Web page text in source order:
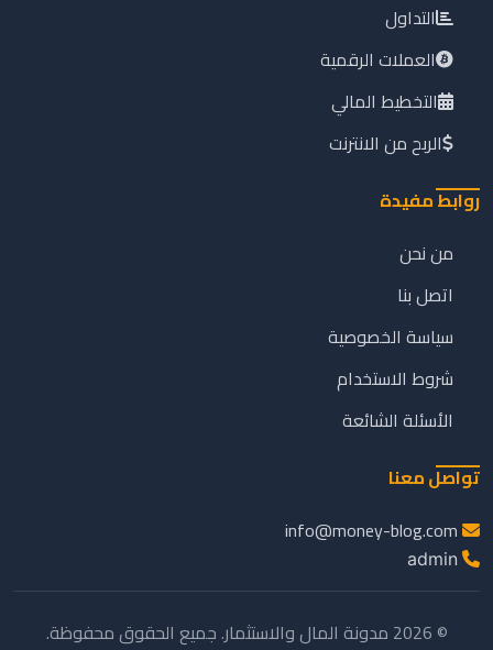
التداول
العملات الرقمية
التخطيط المالي
الربح من الانترنت
روابط مفيدة
من نحن
اتصل بنا
سياسة الخصوصية
شروط الاستخدام
الأسئلة الشائعة
تواصل معنا
info@money-blog.com
admin
© 2026 مدونة المال والاستثمار. جميع الحقوق محفوظة.